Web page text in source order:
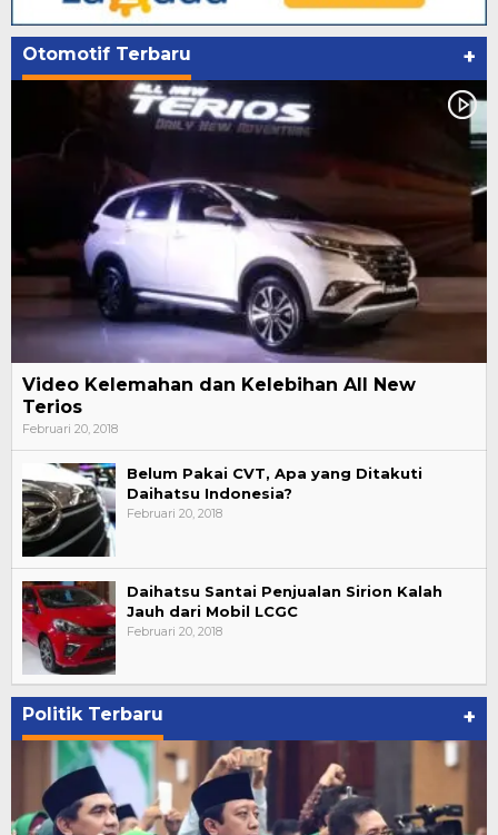
Otomotif Terbaru +
Video Kelemahan dan Kelebihan All New
Terios
Februari 20, 2018
Belum Pakai CVT, Apa yang Ditakuti
Daihatsu Indonesia?
Februari 20, 2018
Daihatsu Santai Penjualan Sirion Kalah
Jauh dari Mobil LCGC
Februari 20, 2018
Politik Terbaru +